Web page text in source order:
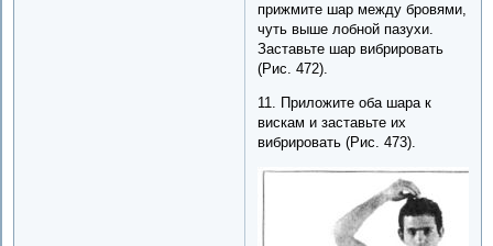
прижмите шар между бровями,
чуть выше лобной пазухи.
Заставьте шар вибрировать
(Рис. 472).
11. Приложите оба шара к
вискам и заставьте их
вибрировать (Рис. 473).